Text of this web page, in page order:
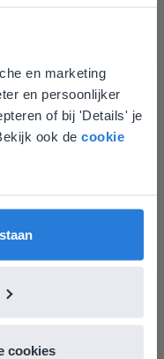
en marketing
en persoonlijker
of bij 'Details' je
ook de cookie
cookies
Les 6
je misschien
gaat. Hier